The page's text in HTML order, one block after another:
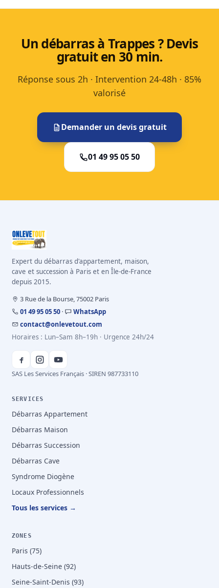
Un débarras à Trappes ? Devis
gratuit en 30 min.
Réponse sous 2h · Intervention 24-48h · 85%
valorisé
Demander un devis gratuit
01 49 95 05 50
Expert du débarras d'appartement, maison,
cave et succession à Paris et en Île-de-France
depuis 2015.
3 Rue de la Bourse, 75002 Paris
01 49 95 05 50 ·
WhatsApp
contact@onlevetout.com
Horaires : Lun–Sam 8h–19h · Urgence 24h/24
SAS Les Services Français · SIREN 987733110
SERVICES
Débarras Appartement
Débarras Maison
Débarras Succession
Débarras Cave
Syndrome Diogène
Locaux Professionnels
Tous les services →
ZONES
Paris (75)
Hauts-de-Seine (92)
Seine-Saint-Denis (93)